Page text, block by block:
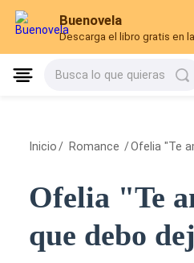
Buenovela
Descarga el libro gratis en
Busca lo que quieras
Inicio / Romance /Ofelia "Te
Ofelia "Te
que debo